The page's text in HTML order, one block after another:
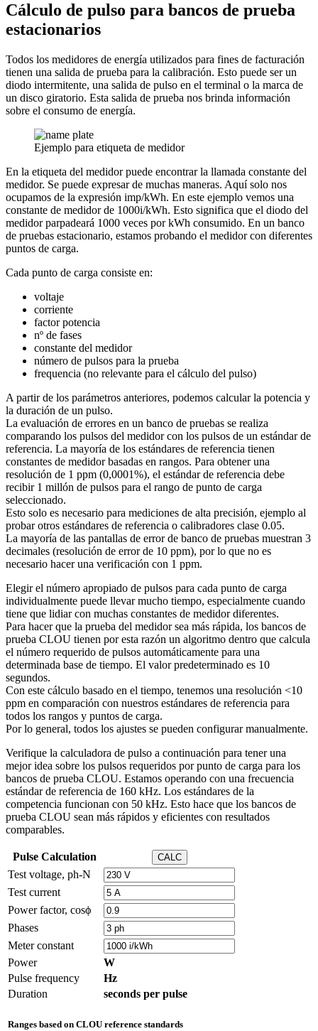
Cálculo de pulso para bancos de prueba
estacionarios
Todos los medidores de energía utilizados para fines de facturación
tienen una salida de prueba para la calibración. Esto puede ser un
diodo intermitente, una salida de pulso en el terminal o la marca de
un disco giratorio. Esta salida de prueba nos brinda información
sobre el consumo de energía.
Ejemplo para etiqueta de medidor
En la etiqueta del medidor puede encontrar la llamada constante del
medidor. Se puede expresar de muchas maneras. Aquí solo nos
ocupamos de la expresión imp/kWh. En este ejemplo vemos una
constante de medidor de 1000i/kWh. Esto significa que el diodo del
medidor parpadeará 1000 veces por kWh consumido. En un banco
de pruebas estacionario, estamos probando el medidor con diferentes
puntos de carga.
Cada punto de carga consiste en:
voltaje
corriente
factor potencia
nº de fases
constante del medidor
número de pulsos para la prueba
frequencia (no relevante para el cálculo del pulso)
A partir de los parámetros anteriores, podemos calcular la potencia y
la duración de un pulso.
La evaluación de errores en un banco de pruebas se realiza
comparando los pulsos del medidor con los pulsos de un estándar de
referencia. La mayoría de los estándares de referencia tienen
constantes de medidor basadas en rangos. Para obtener una
resolución de 1 ppm (0,0001%), el estándar de referencia debe
recibir 1 millón de pulsos para el rango de punto de carga
seleccionado.
Esto solo es necesario para mediciones de alta precisión, ejemplo al
probar otros estándares de referencia o calibradores clase 0.05.
La mayoría de las pantallas de error de banco de pruebas muestran 3
decimales (resolución de error de 10 ppm), por lo que no es
necesario hacer una verificación con 1 ppm.
Elegir el número apropiado de pulsos para cada punto de carga
individualmente puede llevar mucho tiempo, especialmente cuando
tiene que lidiar con muchas constantes de medidor diferentes.
Para hacer que la prueba del medidor sea más rápida, los bancos de
prueba CLOU tienen por esta razón un algoritmo dentro que calcula
el número requerido de pulsos automáticamente para una
determinada base de tiempo. El valor predeterminado es 10
segundos.
Con este cálculo basado en el tiempo, tenemos una resolución <10
ppm en comparación con nuestros estándares de referencia para
todos los rangos y puntos de carga.
Por lo general, todos los ajustes se pueden configurar manualmente.
Verifique la calculadora de pulso a continuación para tener una
mejor idea sobre los pulsos requeridos por punto de carga para los
bancos de prueba CLOU. Estamos operando con una frecuencia
estándar de referencia de 160 kHz. Los estándares de la
competencia funcionan con 50 kHz. Esto hace que los bancos de
prueba CLOU sean más rápidos y eficientes con resultados
comparables.
Pulse Calculation CALC
Test voltage, ph-N
Test current
Power factor, cosϕ
Phases
Meter constant
Power
W
Pulse frequency
Hz
Duration
seconds per pulse
Ranges based on CLOU reference standards